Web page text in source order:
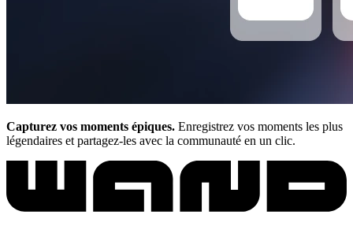
Capturez vos moments épiques. Enregistrez vos moments les plus
légendaires et partagez-les avec la communauté en un clic.